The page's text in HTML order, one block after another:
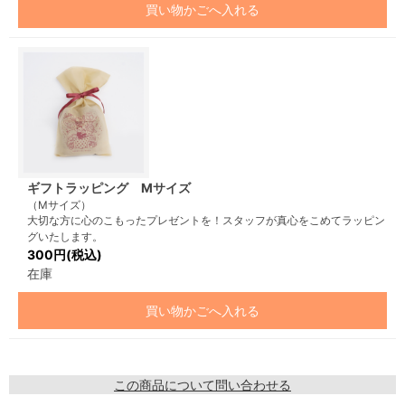
買い物かごへ入れる
ギフトラッピング Mサイズ
（Mサイズ）
大切な方に心のこもったプレゼントを！スタッフが真心をこめてラッピン
グいたします。
300円(税込)
在庫
買い物かごへ入れる
この商品について問い合わせる